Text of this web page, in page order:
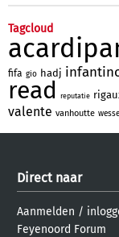
Tagcloud
fifa gio hadj
read reputatie
valente vanhoutte
Direct naar
Aanmelden /
Feyenoord Forum